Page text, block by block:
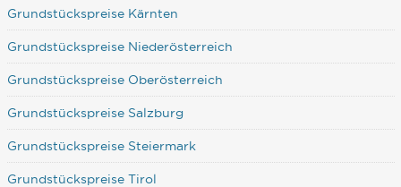
Grundstückspreise Kärnten
Grundstückspreise Niederösterreich
Grundstückspreise Oberösterreich
Grundstückspreise Salzburg
Grundstückspreise Steiermark
Grundstückspreise Tirol